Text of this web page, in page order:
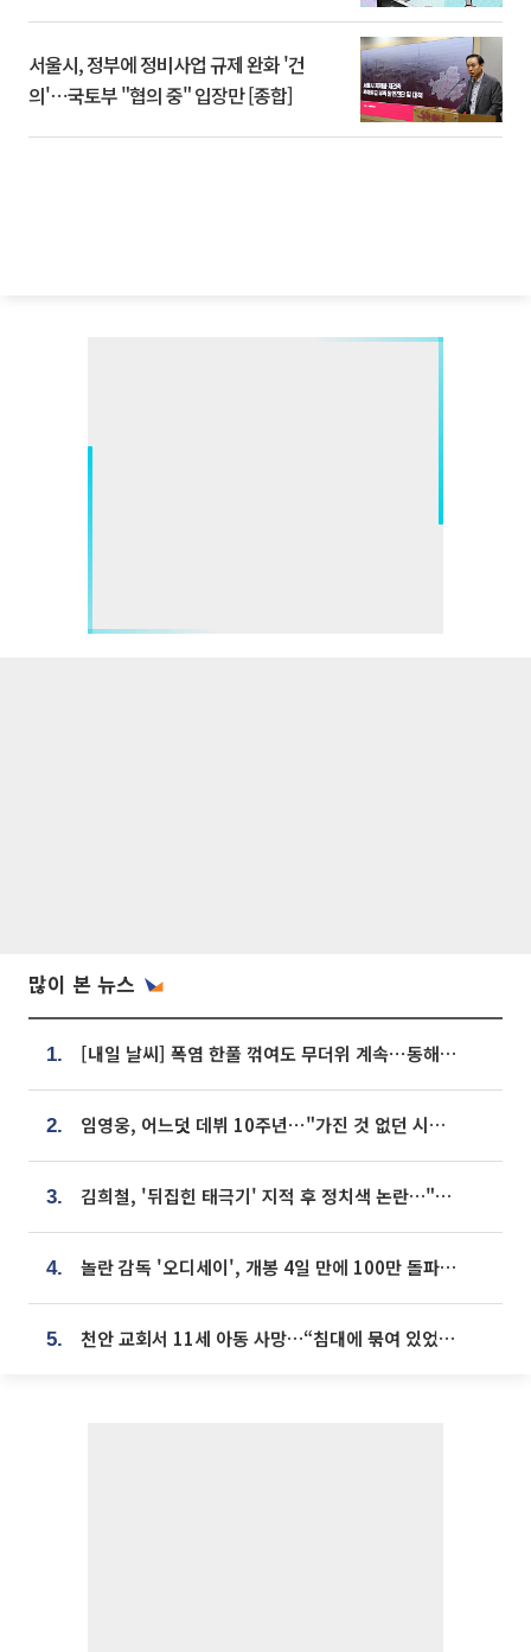
서울시, 정부에 정비사업 규제 완화 '건
의'⋯국토부 "협의 중" 입장만 [종합]
많이 본 뉴스
1. [내일 날씨] 폭염 한풀 꺾여도 무더위 계속⋯동해안 이틀 연속 비
2. 임영웅, 어느덧 데뷔 10주년⋯"가진 것 없던 시절, 내 앞엔 20명의 팬뿐"
3. 김희철, '뒤집힌 태극기' 지적 후 정치색 논란…"좌우 떠나 우리나라 국기"
4. 놀란 감독 '오디세이', 개봉 4일 만에 100만 돌파⋯'왕사남' 보다 빠르다
5. 천안 교회서 11세 아동 사망…“침대에 묶여 있었다” 진술 확보